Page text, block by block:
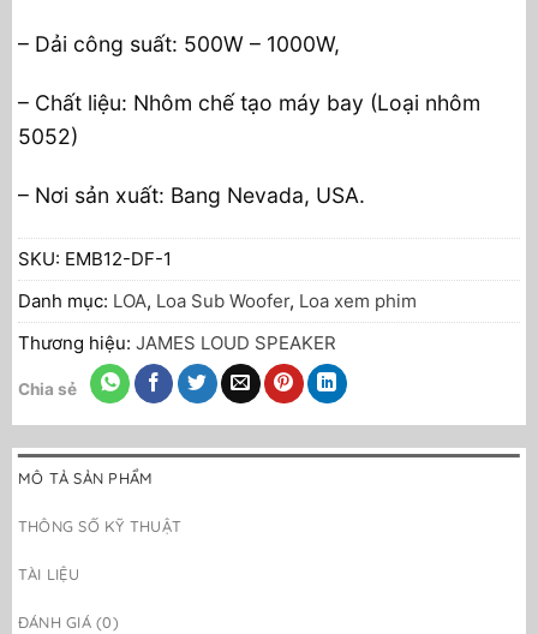
– Dải công suất: 500W – 1000W,
– Chất liệu: Nhôm chế tạo máy bay (Loại nhôm
5052)
– Nơi sản xuất: Bang Nevada, USA.
SKU: EMB12-DF-1
Danh mục: LOA, Loa Sub Woofer, Loa xem phim
Thương hiệu: JAMES LOUD SPEAKER
Chia sẻ
MÔ TẢ SẢN PHẨM
THÔNG SỐ KỸ THUẬT
TÀI LIỆU
ĐÁNH GIÁ (0)